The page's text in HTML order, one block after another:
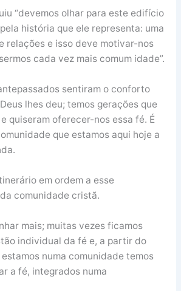
“devemos olhar para este edifício
história que ele representa: uma
relações e isso deve motivar-nos
cada vez mais comum idade”.
sentiram o conforto
lhes deu; temos gerações que
quiseram oferecer-nos essa fé. É
que estamos aqui hoje a
em ordem a esse
comunidade cristã.
mais; muitas vezes ficamos
individual da fé e, a partir do
numa comunidade temos
a fé, integrados numa